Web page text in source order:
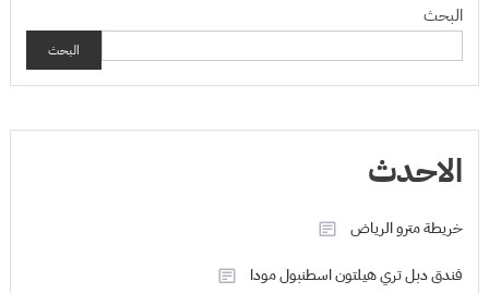
البحث
البحث
الاحدث
خريطة مترو الرياض
فندق دبل تري هيلتون اسطنبول مودا